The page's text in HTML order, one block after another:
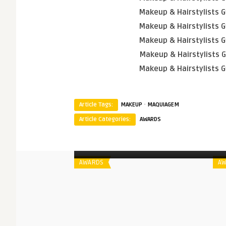
Makeup & Hairstylists
Makeup & Hairstylists
Makeup & Hairstylists
Makeup & Hairstylists
Makeup & Hairstylists
Article Tags: MAKEUP · MAQUIAGEM
Article Categories:
AWARDS
AWARDS